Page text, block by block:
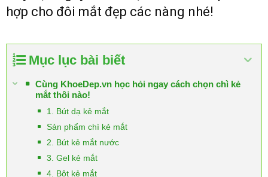
hợp cho đôi mắt đẹp các nàng nhé!
Mục lục bài biết
Cùng KhoeDep.vn học hỏi ngay cách chọn chì kẻ
mắt thôi nào!
1. Bút dạ kẻ mắt
Sản phẩm chì kẻ mắt
2. Bút kẻ mắt nước
3. Gel kẻ mắt
4. Bột kẻ mắt